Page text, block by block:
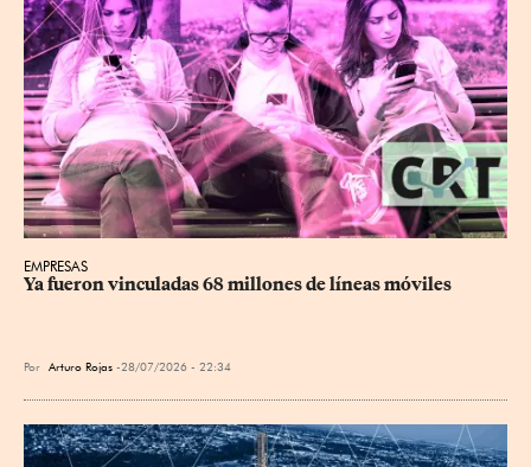
EMPRESAS
Ya fueron vinculadas 68 millones de líneas móviles
Por Arturo Rojas 28/07/2026 - 22:34